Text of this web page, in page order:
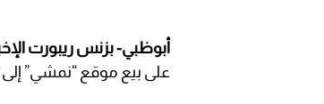
أبوظبي- بزنس ريبورت
على بيع موقع “نمشي” إلى